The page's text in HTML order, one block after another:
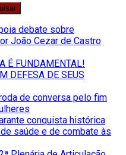
debate sobre
João Cezar de Castro
É FUNDAMENTAL!
DEFESA DE SEUS
de conversa pelo fim
conquista histórica
saúde e de combate às